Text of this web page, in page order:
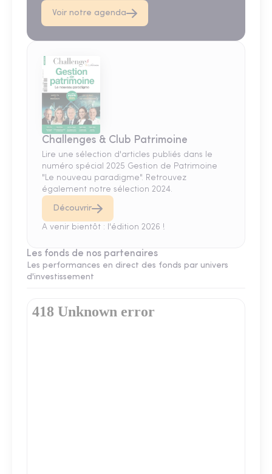
Voir notre agenda
Challenges & Club Patrimoine
Lire une sélection d'articles publiés dans le
numéro spécial 2025 Gestion de Patrimoine
"Le nouveau paradigme". Retrouvez
également notre sélection 2024.
Découvrir
A venir bientôt : l'édition 2026 !
Les fonds de nos partenaires
Les performances en direct des fonds par univers
d'investissement